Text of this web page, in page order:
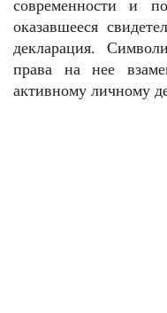
современности и
оказавшееся
декларация.
права на нее
активному личному